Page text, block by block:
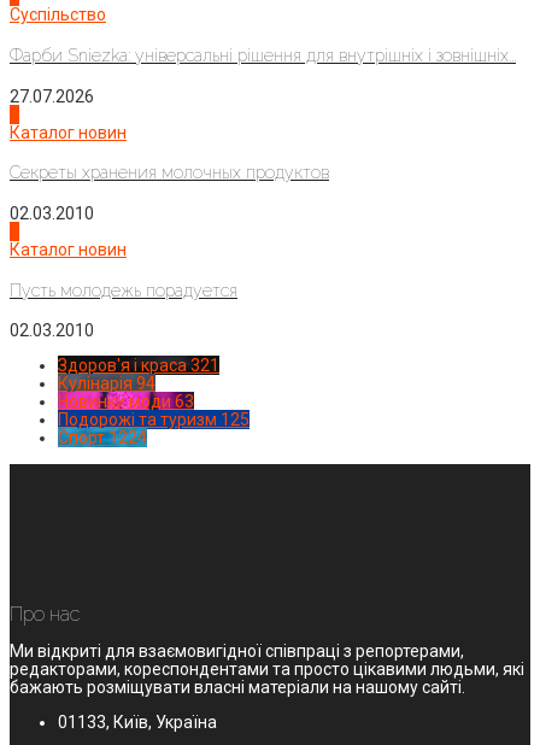
Суспільство
Фарби Sniezka: універсальні рішення для внутрішніх і зовнішніх...
27.07.2026
Каталог новин
Секреты хранения молочных продуктов
02.03.2010
Каталог новин
Пусть молодежь порадуется
02.03.2010
Здоров'я і краса 321
Кулінарія 94
Новинки моди 63
Подорожі та туризм 125
Спорт1224
Про нас
Ми відкриті для взаємовигідної співпраці з репортерами,
редакторами, кореспондентами та просто цікавими людьми, які
бажають розміщувати власні матеріали на нашому сайті.
01133, Київ, Україна